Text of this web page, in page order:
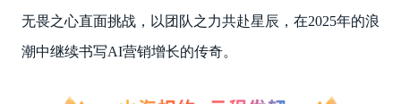
无畏之心直面挑战，以团队之力共赴星辰，在2025年的浪
潮中继续书写AI营销增长的传奇。